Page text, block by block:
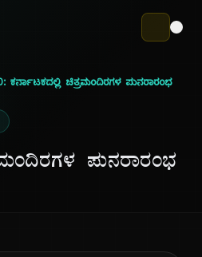
ಕರ್ನಾಟಕದಲ್ಲಿ ಚಿತ್ರಮಂದಿರಗಳ ಪುನರಾರಂಭ
ಪುನರಾರಂಭ